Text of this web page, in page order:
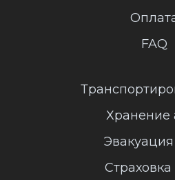
FAQ
Хранение
Эвакуация
Страховка